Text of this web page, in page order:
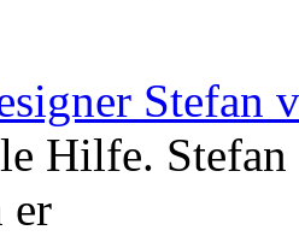
Stefan
Hilfe.
er